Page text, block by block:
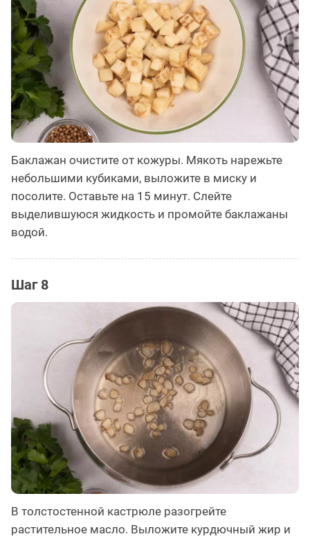
Баклажан очистите от кожуры. Мякоть нарежьте
небольшими кубиками, выложите в миску и
посолите. Оставьте на 15 минут. Слейте
выделившуюся жидкость и промойте баклажаны
водой.
Шаг 8
В толстостенной кастрюле разогрейте
растительное масло. Выложите курдючный жир и